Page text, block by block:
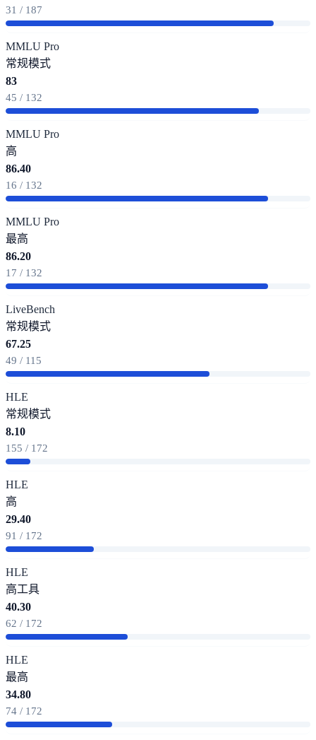
31 / 187
MMLU Pro
常规模式
83
45 / 132
MMLU Pro
高
86.40
16 / 132
MMLU Pro
最高
86.20
17 / 132
LiveBench
常规模式
67.25
49 / 115
HLE
常规模式
8.10
155 / 172
HLE
高
29.40
91 / 172
HLE
高工具
40.30
62 / 172
HLE
最高
34.80
74 / 172